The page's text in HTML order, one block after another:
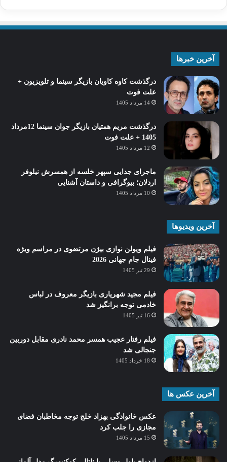
آخرین خبرها
درگذشت کاوه کاویان بازیگر سینما و تلویزیون +
علت فوت
14 مرداد 1405
درگذشت مریم همتیان بازیگر جوان سینما 12مرداد
1405 + علت فوت
12 مرداد 1405
ماجرای جدایی سپهر خلسه از همسرش نیلوفر
اردلان؛ بیوگرافی و داستان آشنایی
10 مرداد 1405
آخرین ویدیوها
فیلم ویولن نوازی بیژن مرتضوی در مراسم ویژه
فینال جام جهانی 2026
29 تیر 1405
فیلم مجید شهریاری بازیگر معروف در لباس
خادمی توجه برانگیز شد
16 تیر 1405
فیلم رفتار عجیب همسر محمد نادری مقابل دوربین
جنجالی شد
18 خرداد 1405
آخرین عکس ها
عکس خانوادگی بهزاد خلج توجه مخاطبان فضای
مجازی را جلب کرد
15 مرداد 1405